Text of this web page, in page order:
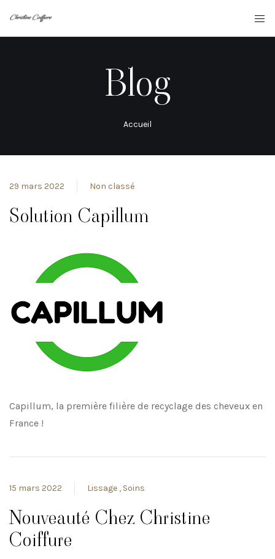
Blog
Accueil
29 mars 2022 Non classé
Solution Capillum
Capillum, la première filière de recyclage des cheveux en
France !
15 mars 2022 Lissage Soins
Nouveauté Chez Christine
Coiffure